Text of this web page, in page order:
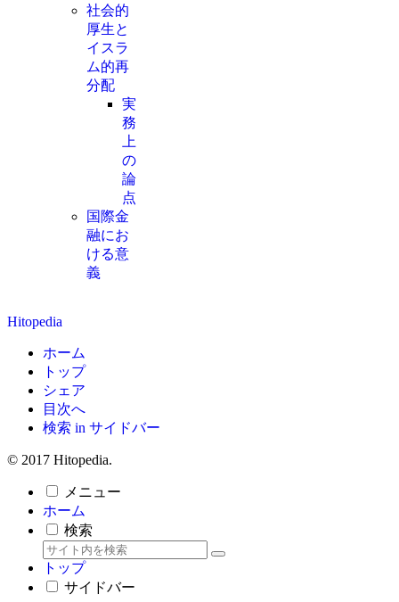
社会的
厚生と
イスラ
ム的再
分配
実
務
上
の
論
点
国際金
融にお
ける意
義
Hitopedia
ホーム
トップ
シェア
目次へ
検索 in サイドバー
© 2017 Hitopedia.
メニュー
ホーム
検索
トップ
サイドバー